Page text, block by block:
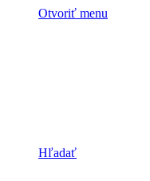
Otvoriť menu
Hľadať